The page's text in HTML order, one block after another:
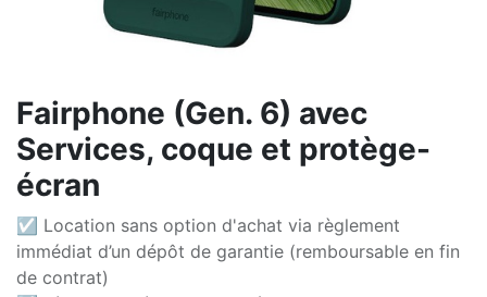
Fairphone (Gen. 6) avec
Services, coque et protège-
écran
☑ Location sans option d'achat via règlement
immédiat d’un dépôt de garantie (remboursable en fin
de contrat)